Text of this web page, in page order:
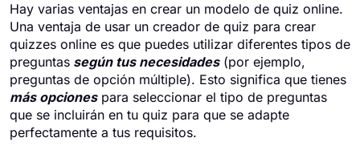
Hay varias ventajas en crear un modelo de quiz online.
Una ventaja de usar un creador de quiz para crear
quizzes online es que puedes utilizar diferentes tipos de
preguntas según tus necesidades(por ejemplo,
preguntas de opción múltiple). Esto significa que tienes
más opcionespara seleccionar el tipo de preguntas
que se incluirán en tu quiz para que se adapte
perfectamente a tus requisitos.